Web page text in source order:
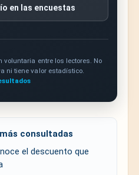
en las encuestas
voluntaria entre los lectores. No
ni tiene valor estadístico.
consultadas
el descuento que